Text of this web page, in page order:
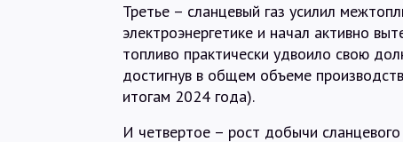
Третье – сланцевый газ усилил
электроэнергетике и начал активно
топливо практически удвоило свою
достигнув в общем объеме
итогам 2024 года).
И четвертое – рост добычи